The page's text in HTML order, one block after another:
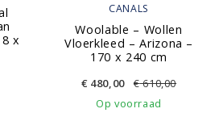
x
CANALS
Woolable – Wollen
Vloerkleed – Arizona –
170 x 240 cm
€ 480,00 €610,00
Op voorraad